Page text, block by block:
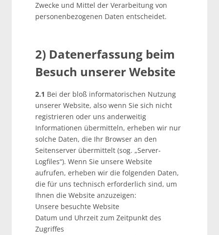
Zwecke und Mittel der Verarbeitung von
personenbezogenen Daten entscheidet.
2) Datenerfassung beim
Besuch unserer Website
2.1 Bei der bloß informatorischen Nutzung
unserer Website, also wenn Sie sich nicht
registrieren oder uns anderweitig
Informationen übermitteln, erheben wir nur
solche Daten, die Ihr Browser an den
Seitenserver übermittelt (sog. „Server-
Logfiles“). Wenn Sie unsere Website
aufrufen, erheben wir die folgenden Daten,
die für uns technisch erforderlich sind, um
Ihnen die Website anzuzeigen:
Unsere besuchte Website
Datum und Uhrzeit zum Zeitpunkt des
Zugriffes